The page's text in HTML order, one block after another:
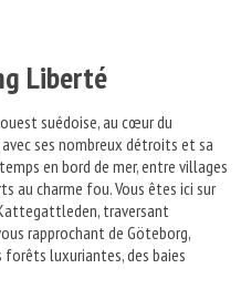
Liberté
suédoise, au cœur du
ses nombreux détroits et sa
en bord de mer, entre villages
au charme fou. Vous êtes ici sur
traversant
rapprochant de Göteborg,
forêts luxuriantes, des baies